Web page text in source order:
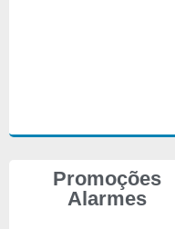
Promoções
Alarmes